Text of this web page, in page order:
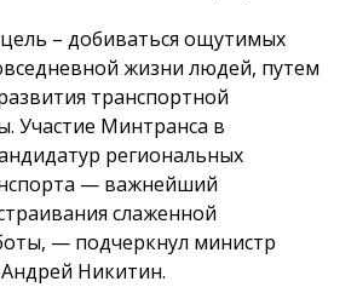
– добиваться ощутимых
жизни людей, путем
транспортной
Участие Минтранса в
региональных
— важнейший
слаженной
— подчеркнул министр
Никитин.